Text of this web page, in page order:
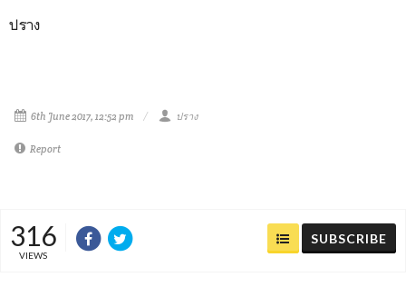
ปราง
6th June 2017, 12:52 pm ปราง
Report
316
VIEWS
SUBSCRIBE